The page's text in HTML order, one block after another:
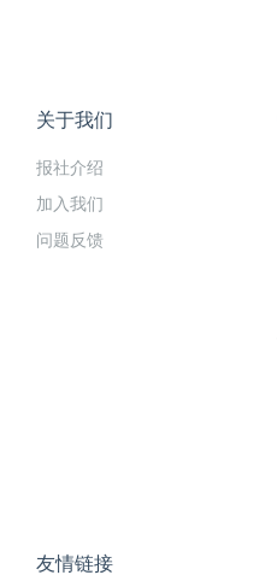
关于我们
报社介绍
加入我们
问题反馈
友情链接